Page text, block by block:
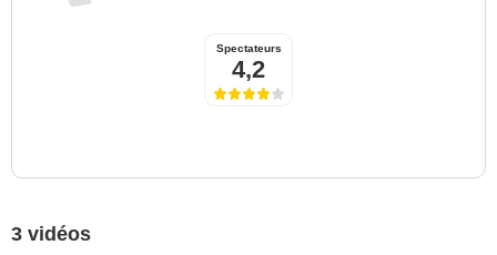
Spectateurs
4,2
3 vidéos